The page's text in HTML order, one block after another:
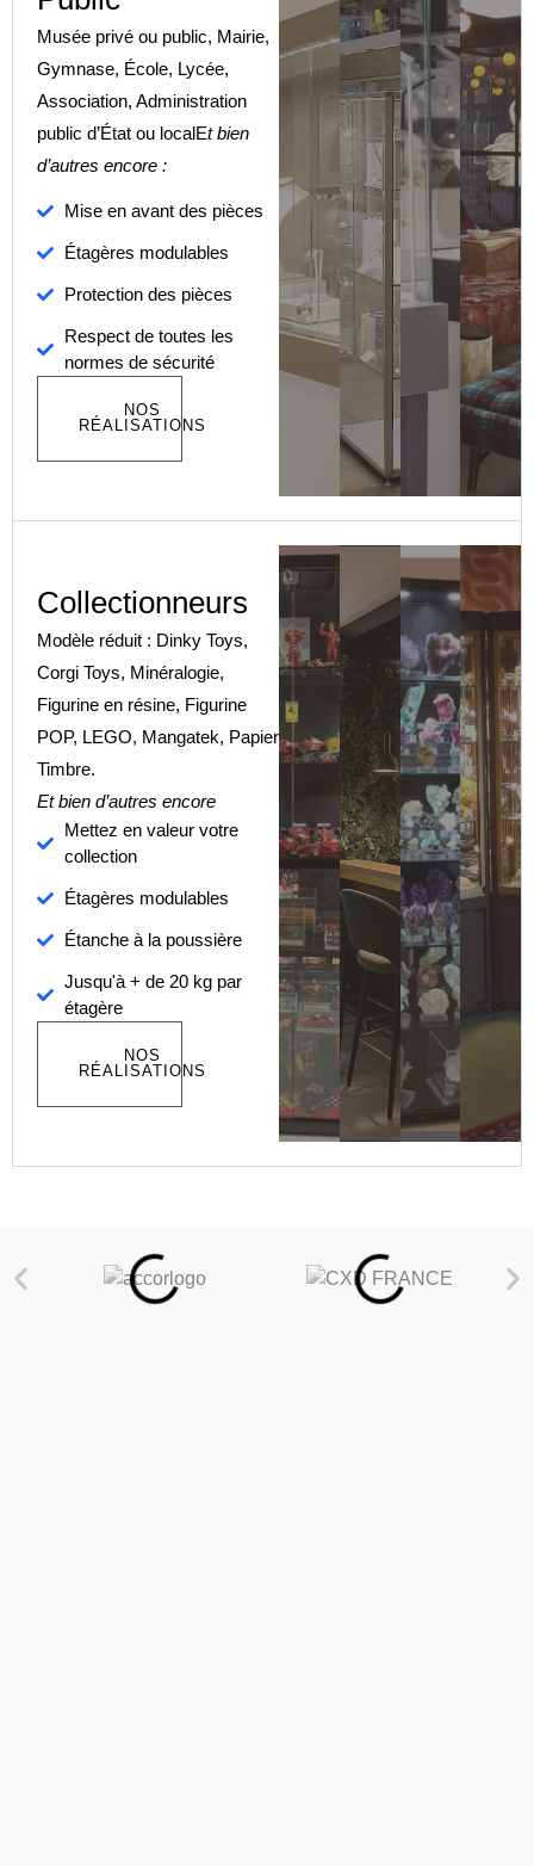
Musée privé ou public, Mairie,
Gymnase, École, Lycée,
Association, Administration
public d’État ou localEt bien
d’autres encore :
Mise en avant des pièces
Étagères modulables
Protection des pièces
Respect de toutes les
normes de sécurité
NOS
RÉALISATIONS
Collectionneurs​
Modèle réduit : Dinky Toys,
Corgi Toys, Minéralogie,
Figurine en résine, Figurine
POP, LEGO, Mangatek, Papier
Timbre.
Et bien d’autres encore
Mettez en valeur votre
collection
Étagères modulables
Étanche à la poussière
Jusqu'à + de 20 kg par
étagère
NOS
RÉALISATIONS